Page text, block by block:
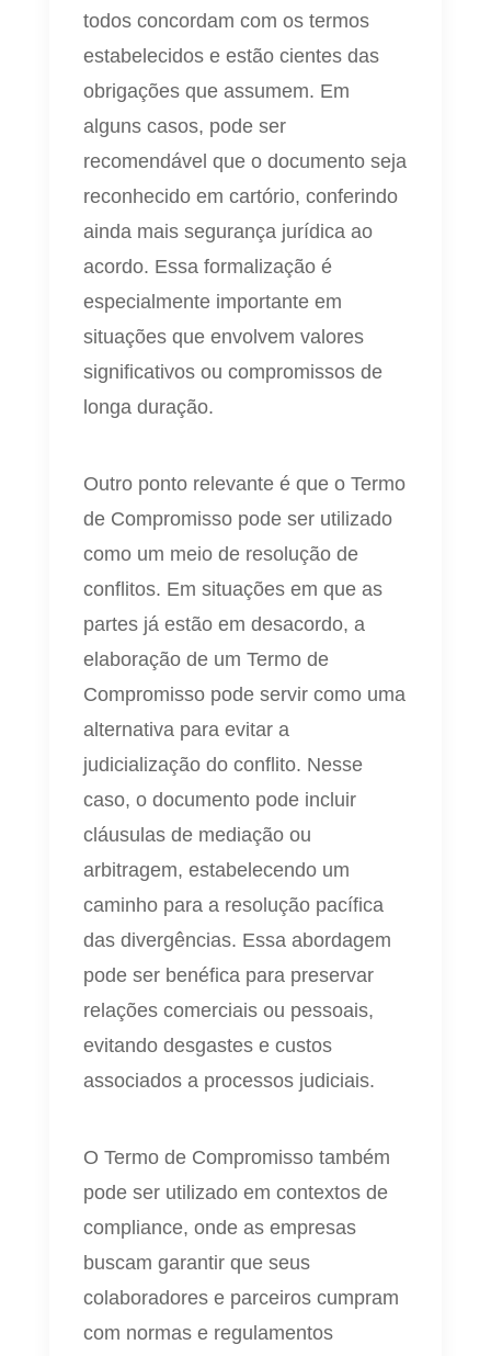
todos concordam com os termos
estabelecidos e estão cientes das
obrigações que assumem. Em
alguns casos, pode ser
recomendável que o documento seja
reconhecido em cartório, conferindo
ainda mais segurança jurídica ao
acordo. Essa formalização é
especialmente importante em
situações que envolvem valores
significativos ou compromissos de
longa duração.
Outro ponto relevante é que o Termo
de Compromisso pode ser utilizado
como um meio de resolução de
conflitos. Em situações em que as
partes já estão em desacordo, a
elaboração de um Termo de
Compromisso pode servir como uma
alternativa para evitar a
judicialização do conflito. Nesse
caso, o documento pode incluir
cláusulas de mediação ou
arbitragem, estabelecendo um
caminho para a resolução pacífica
das divergências. Essa abordagem
pode ser benéfica para preservar
relações comerciais ou pessoais,
evitando desgastes e custos
associados a processos judiciais.
O Termo de Compromisso também
pode ser utilizado em contextos de
compliance, onde as empresas
buscam garantir que seus
colaboradores e parceiros cumpram
com normas e regulamentos